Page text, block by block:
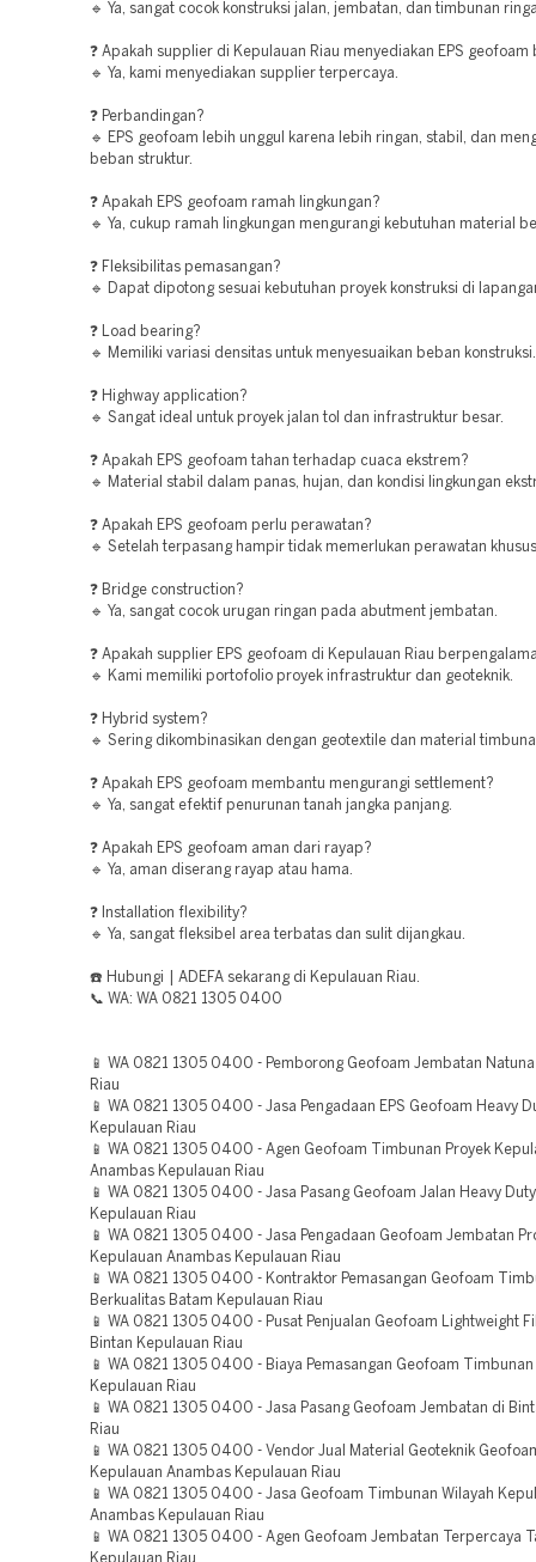
🔹 Ya, sangat cocok konstruksi jalan, jembatan, dan timbunan
❓ Apakah supplier di Kepulauan Riau menyediakan EPS geofoam
🔹 Ya, kami menyediakan supplier terpercaya.
❓ Perbandingan?
🔹 EPS geofoam lebih unggul karena lebih ringan, stabil, dan
beban struktur.
❓ Apakah EPS geofoam ramah lingkungan?
🔹 Ya, cukup ramah lingkungan mengurangi kebutuhan material
❓ Fleksibilitas pemasangan?
🔹 Dapat dipotong sesuai kebutuhan proyek konstruksi di
❓ Load bearing?
🔹 Memiliki variasi densitas untuk menyesuaikan beban konstruksi.
❓ Highway application?
🔹 Sangat ideal untuk proyek jalan tol dan infrastruktur besar.
❓ Apakah EPS geofoam tahan terhadap cuaca ekstrem?
🔹 Material stabil dalam panas, hujan, dan kondisi lingkungan
❓ Apakah EPS geofoam perlu perawatan?
🔹 Setelah terpasang hampir tidak memerlukan perawatan
❓ Bridge construction?
🔹 Ya, sangat cocok urugan ringan pada abutment jembatan.
❓ Apakah supplier EPS geofoam di Kepulauan Riau
🔹 Kami memiliki portofolio proyek infrastruktur dan geoteknik.
❓ Hybrid system?
🔹 Sering dikombinasikan dengan geotextile dan material
❓ Apakah EPS geofoam membantu mengurangi settlement?
🔹 Ya, sangat efektif penurunan tanah jangka panjang.
❓ Apakah EPS geofoam aman dari rayap?
🔹 Ya, aman diserang rayap atau hama.
❓ Installation flexibility?
🔹 Ya, sangat fleksibel area terbatas dan sulit dijangkau.
☎️ Hubungi | ADEFA sekarang di Kepulauan Riau.
📞 WA: WA 0821 1305 0400
📱 WA 0821 1305 0400 - Pemborong Geofoam Jembatan
Riau
📱 WA 0821 1305 0400 - Jasa Pengadaan EPS Geofoam Heavy
Kepulauan Riau
📱 WA 0821 1305 0400 - Agen Geofoam Timbunan Proyek
Anambas Kepulauan Riau
📱 WA 0821 1305 0400 - Jasa Pasang Geofoam Jalan Heavy
Kepulauan Riau
📱 WA 0821 1305 0400 - Jasa Pengadaan Geofoam Jembatan
Kepulauan Anambas Kepulauan Riau
📱 WA 0821 1305 0400 - Kontraktor Pemasangan Geofoam
Berkualitas Batam Kepulauan Riau
📱 WA 0821 1305 0400 - Pusat Penjualan Geofoam Lightweight
Bintan Kepulauan Riau
📱 WA 0821 1305 0400 - Biaya Pemasangan Geofoam
Kepulauan Riau
📱 WA 0821 1305 0400 - Jasa Pasang Geofoam Jembatan di
Riau
📱 WA 0821 1305 0400 - Vendor Jual Material Geoteknik
Kepulauan Anambas Kepulauan Riau
📱 WA 0821 1305 0400 - Jasa Geofoam Timbunan Wilayah
Anambas Kepulauan Riau
📱 WA 0821 1305 0400 - Agen Geofoam Jembatan Terpercaya
Kepulauan Riau